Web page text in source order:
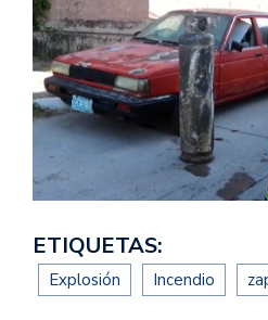
ETIQUETAS:
Explosión Incendio